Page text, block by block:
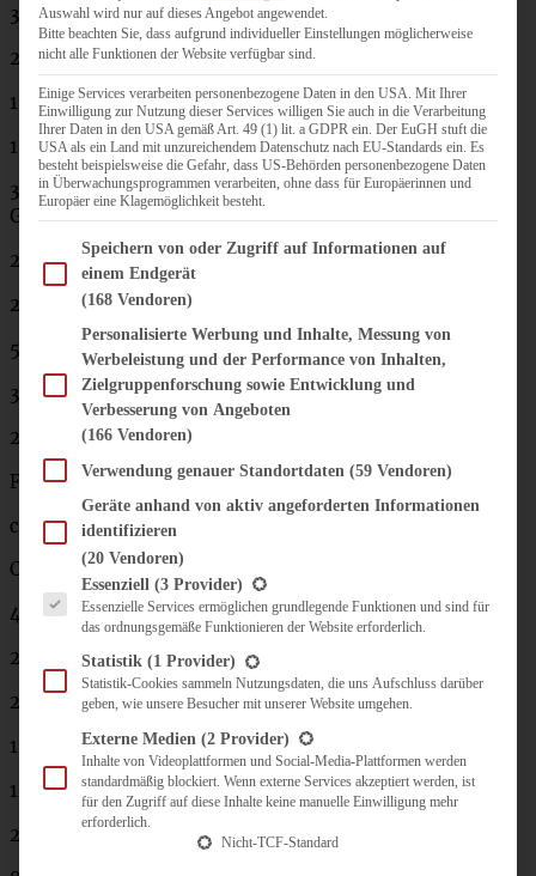
350 g Mehl
2 EL Back-Kakao
1 Päckchen Backpulver
1 TL Natron
3 TL Lebkuchen-Gewürz (oder auch mehr, je nach
Geschmack!)
200 g Butter
250 g brauner Zucker
50 g Akazien-Honig (ein anderer geht auch!)
3 Eier
200 g Joghurt
Füllung:
ca. 150 g Cranberry-Marmelade oder Wild-Preiselbeeren
Creme:
400 g Frischkäse
250 g Mascarpone
250 g Magerquark
1 EL Vanille-Extrak
1 EL Zimt
2 TL Orangen-Abrieb einer Bio-Orange
Auswahl wird nur auf dieses Angebot angewendet.
Bitte beachten Sie, dass aufgrund individueller Einstellungen möglicherweise
nicht alle Funktionen der Website verfügbar sind.
Einige Services verarbeiten personenbezogene Daten in den USA. Mit Ihrer
Einwilligung zur Nutzung dieser Services willigen Sie auch in die Verarbeitung
Ihrer Daten in den USA gemäß Art. 49 (1) lit. a GDPR ein. Der EuGH stuft die
USA als ein Land mit unzureichendem Datenschutz nach EU-Standards ein. Es
besteht beispielsweise die Gefahr, dass US-Behörden personenbezogene Daten
in Überwachungsprogrammen verarbeiten, ohne dass für Europäerinnen und
Europäer eine Klagemöglichkeit besteht.
Im Folgenden finden Sie eine Liste der Zwecke des IAB Transparency and Consent
Speichern von oder Zugriff auf Informationen auf
einem Endgerät
(168 Vendoren)
Personalisierte Werbung und Inhalte, Messung von
Werbeleistung und der Performance von Inhalten,
Zielgruppenforschung sowie Entwicklung und
Verbesserung von Angeboten
(166 Vendoren)
Verwendung genauer Standortdaten (59 Vendoren)
Geräte anhand von aktiv angeforderten Informationen
identifizieren
(20 Vendoren)
Es folgt eine Liste der Service-Gruppen, für die eine Einwilligung erteilt werden
Essenziell (3 Provider)
Essenzielle Services ermöglichen grundlegende Funktionen und sind für
das ordnungsgemäße Funktionieren der Website erforderlich.
Statistik (1 Provider)
Statistik-Cookies sammeln Nutzungsdaten, die uns Aufschluss darüber
geben, wie unsere Besucher mit unserer Website umgehen.
Externe Medien (2 Provider)
Inhalte von Videoplattformen und Social-Media-Plattformen werden
standardmäßig blockiert. Wenn externe Services akzeptiert werden, ist
für den Zugriff auf diese Inhalte keine manuelle Einwilligung mehr
erforderlich.
Nicht-TCF-Standard